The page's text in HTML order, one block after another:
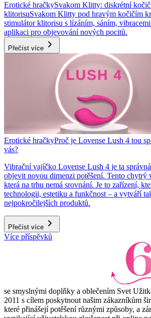
Erotické hračkySvakom Klitty: diskrétní
klitorisuSvakom Klitty pod hravým kočičím
stimulátor klitorisu s lízáním, sáním,
aplikaci pro objevování nových pocitů.
Přečíst více
Erotické hračkyProč je Lovense Lush 4 tou
vás?
Vibrační vajíčko Lovense Lush 4 je ta
objevit novou dimenzi potěšení. Tento chytrý
která na trhu nemá srovnání. Je to zařízení,
technologii, estetiku a funkčnost – a vytváří
nejpokročilejších produktů.
Přečíst více
Více příspěvků
se smyslnými doplňky a oblečením Svet
2011 s cílem poskytnout našim zákazníkům
které přinášejí potěšení různými způsoby, a